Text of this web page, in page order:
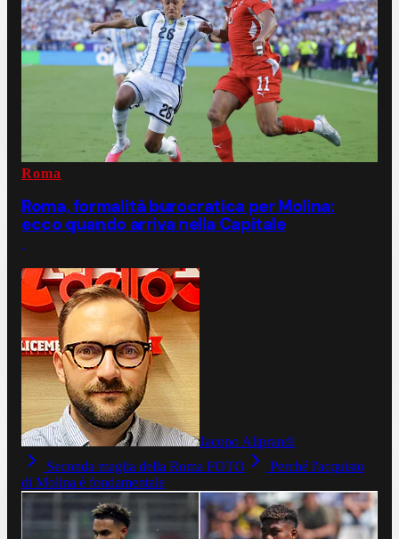
Roma
Roma, formalità burocratica per Molina:
ecco quando arriva nella Capitale
Jacopo Aliprandi
Seconda maglia della Roma FOTO
Perché l'acquisto
di Molina è fondamentale